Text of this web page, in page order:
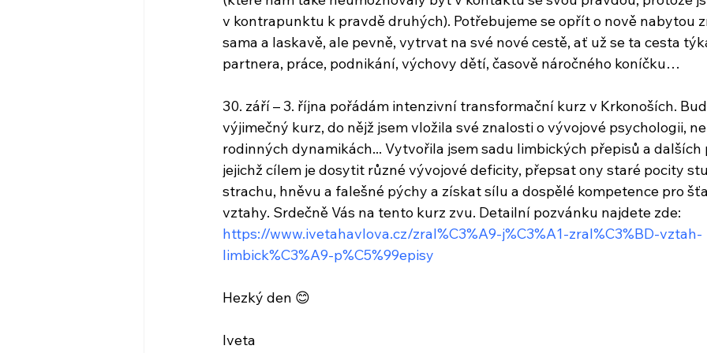
v kontrapunktu k pravdě druhých). Potřebujeme se opřít o nově nabytou
sama a laskavě, ale pevně, vytrvat na své nové cestě, ať už se ta cesta
partnera, práce, podnikání, výchovy dětí, časově náročného koníčku…
30. září – 3. října pořádám intenzivní transformační kurz v Krkonoších.
výjimečný kurz, do nějž jsem vložila své znalosti o vývojové psychologii,
rodinných dynamikách... Vytvořila jsem sadu limbických přepisů a
jejichž cílem je dosytit různé vývojové deficity, přepsat ony staré pocity
strachu, hněvu a falešné pýchy a získat sílu a dospělé kompetence pro
vztahy. Srdečně Vás na tento kurz zvu. Detailní pozvánku najdete zde:
https://www.ivetahavlova.cz/zral%C3%A9-j%C3%A1-zral%C3%BD-vztah-
limbick%C3%A9-p%C5%99episy
Hezký den 😊
Iveta